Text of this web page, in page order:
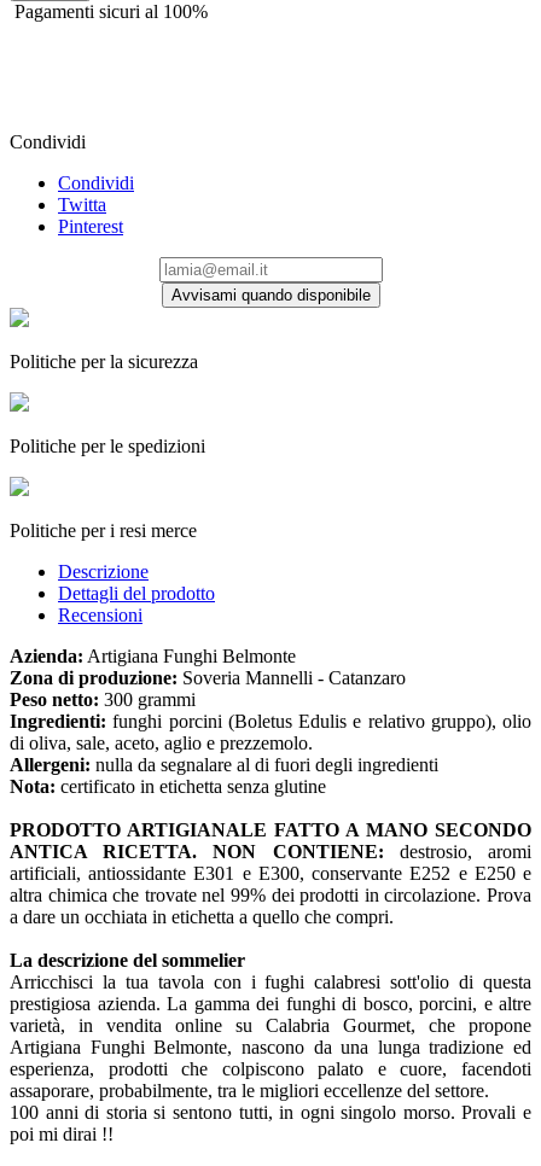
Pagamenti sicuri al 100%
Condividi
Condividi
Twitta
Pinterest
Avvisami quando disponibile
Politiche per la sicurezza
Politiche per le spedizioni
Politiche per i resi merce
Descrizione
Dettagli del prodotto
Recensioni
Azienda: Artigiana Funghi Belmonte
Zona di produzione: Soveria Mannelli - Catanzaro
Peso netto: 300 grammi
Ingredienti: funghi porcini (Boletus Edulis e relativo gruppo), olio
di oliva, sale, aceto, aglio e prezzemolo.
Allergeni: nulla da segnalare al di fuori degli ingredienti
Nota: certificato in etichetta senza glutine
PRODOTTO ARTIGIANALE FATTO A MANO SECONDO
ANTICA RICETTA.NON CONTIENE: destrosio, aromi
artificiali, antiossidante E301 e E300, conservante E252 e E250 e
altra chimica che trovate nel 99% dei prodotti in circolazione. Prova
a dare un occhiata in etichetta a quello che compri.
La descrizione del sommelier
Arricchisci la tua tavola con i fughi calabresi sott'olio di questa
prestigiosa azienda. La gamma dei funghi di bosco, porcini, e altre
varietà, in vendita online su Calabria Gourmet, che propone
Artigiana Funghi Belmonte, nascono da una lunga tradizione ed
esperienza, prodotti che colpiscono palato e cuore, facendoti
assaporare, probabilmente, tra le migliori eccellenze del settore.
100 anni di storia si sentono tutti, in ogni singolo morso. Provali e
poi mi dirai !!